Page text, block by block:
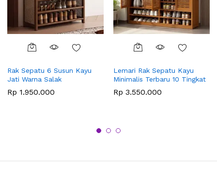
Rak Sepatu 6 Susun Kayu
Jati Warna Salak
Rp 1.950.000
Lemari Rak Sepatu Kayu
Minimalis Terbaru 10 Tingkat
Rp 3.550.000